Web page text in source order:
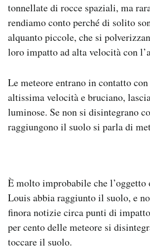
tonnellate di rocce spaziali, ma
rendiamo conto perché di solito
alquanto piccole, che si
loro impatto ad alta velocità con
Le meteore entrano in contatto
altissima velocità e bruciano,
luminose. Se non si disintegrano
raggiungono il suolo si parla di
È molto improbabile che l’oggetto
Louis abbia raggiunto il suolo, e
finora notizie circa punti di
per cento delle meteore si
toccare il suolo.